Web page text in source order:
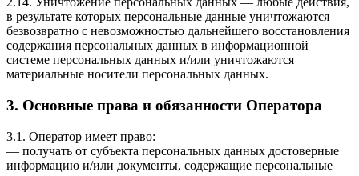
в результате которых персональные данные уничтожаются
безвозвратно с невозможностью дальнейшего восстановления
содержания персональных данных в информационной
системе персональных данных и/или уничтожаются
материальные носители персональных данных.
3. Основные права и обязанности Оператора
3.1. Оператор имеет право:
— получать от субъекта персональных данных достоверные
информацию и/или документы, содержащие персональные